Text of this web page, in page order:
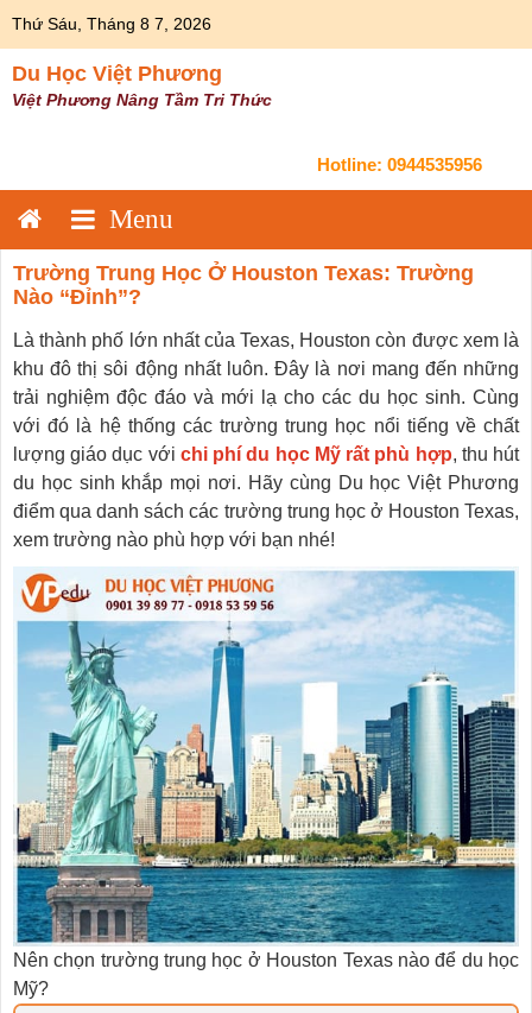
Thứ Sáu, Tháng 8 7, 2026
Du Học Việt Phương
Việt Phương Nâng Tầm Tri Thức
Hotline: 0944535956
Trường Trung Học Ở Houston Texas: Trường
Nào “đỉnh”?
Là thành phố lớn nhất của Texas, Houston còn được xem là
khu đô thị sôi động nhất luôn. Đây là nơi mang đến những
trải nghiệm độc đáo và mới lạ cho các du học sinh. Cùng
với đó là hệ thống các trường trung học nổi tiếng về chất
lượng giáo dục với chi phí du học Mỹ rất phù hợp, thu hút
du học sinh khắp mọi nơi. Hãy cùng Du học Việt Phương
điểm qua danh sách các trường trung học ở Houston Texas,
xem trường nào phù hợp với bạn nhé!
Nên chọn trường trung học ở Houston Texas nào để du học
Mỹ?